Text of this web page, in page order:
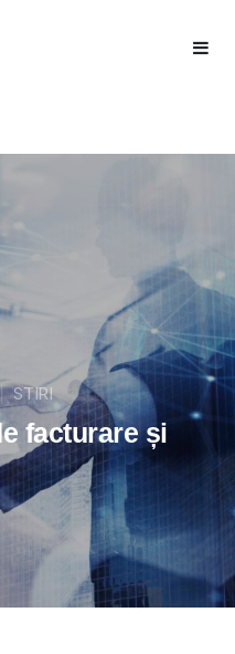
STIRI
facturare și